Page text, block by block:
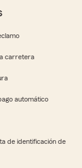
carretera
automático
de identificación de